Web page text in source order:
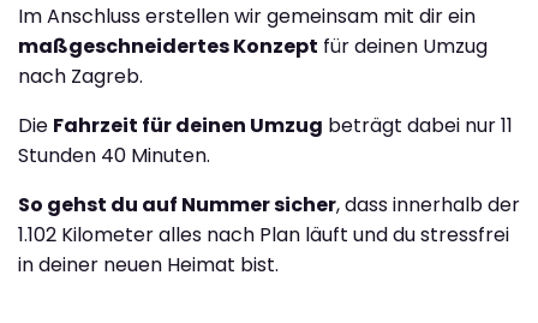
Im Anschluss erstellen wir gemeinsam mit dir ein
maßgeschneidertes Konzept für deinen Umzug
nach Zagreb.
Die Fahrzeit für deinen Umzug beträgt dabei nur 11
Stunden 40 Minuten.
So gehst du auf Nummer sicher, dass innerhalb der
1.102 Kilometer alles nach Plan läuft und du stressfrei
in deiner neuen Heimat bist.